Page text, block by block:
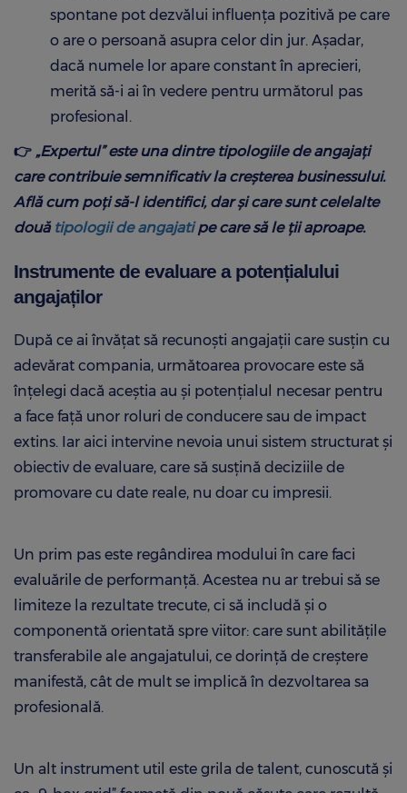
spontane pot dezvălui influența pozitivă pe care
o are o persoană asupra celor din jur. Așadar,
dacă numele lor apare constant în aprecieri,
merită să-i ai în vedere pentru următorul pas
profesional.
👉 „Expertul” este una dintre tipologiile de angajați
care contribuie semnificativ la creșterea businessului.
Află cum poți să-l identifici, dar și care sunt celelalte
două tipologii de angajatipe care să le ții aproape.
Instrumente de evaluare a potențialului
angajaților
După ce ai învățat să recunoști angajații care susțin cu
adevărat compania, următoarea provocare este să
înțelegi dacă aceștia au și potențialul necesar pentru
a face față unor roluri de conducere sau de impact
extins. Iar aici intervine nevoia unui sistem structurat și
obiectiv de evaluare, care să susțină deciziile de
promovare cu date reale, nu doar cu impresii.
Un prim pas este regândirea modului în care faci
evaluările de performanță. Acestea nu ar trebui să se
limiteze la rezultate trecute, ci să includă și o
componentă orientată spre viitor: care sunt abilitățile
transferabile ale angajatului, ce dorință de creștere
manifestă, cât de mult se implică în dezvoltarea sa
profesională.
Un alt instrument util este grila de talent, cunoscută și